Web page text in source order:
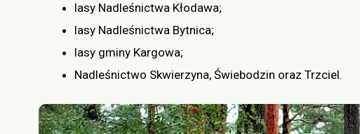
lasy Nadleśnictwa Kłodawa;
lasy Nadleśnictwa Bytnica;
lasy gminy Kargowa;
Nadleśnictwo Skwierzyna, Świebodzin oraz Trzciel.